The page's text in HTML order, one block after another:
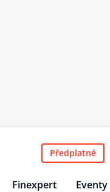
Finexpert Eventy
Předplatné